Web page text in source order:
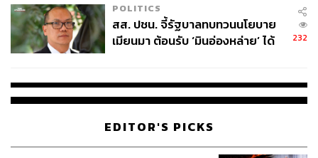
POLITICS
สส. ปชน. จี้รัฐบาลทบทวนนโยบาย
เมียนมา ต้อนรับ ‘มินอ่องหล่าย’ ได้
232
EDITOR'S PICKS